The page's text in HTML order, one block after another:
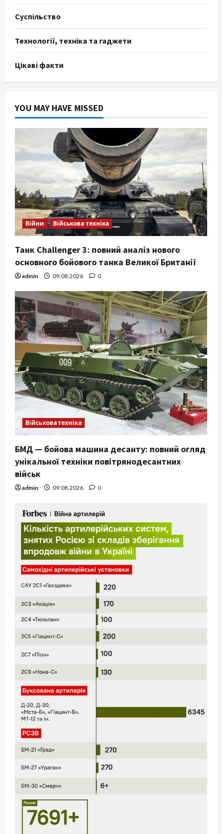
Суспільство
Технології, техніка та гаджети
Цікаві факти
YOU MAY HAVE MISSED
Війни Військова техніка
Танк Challenger 3: повний аналіз нового
основного бойового танка Великої Британії
admin 09.08.2026 0
Військова техніка
БМД — бойова машина десанту: повний огляд
унікальної техніки повітрянодесантних
військ
admin 09.08.2026 0